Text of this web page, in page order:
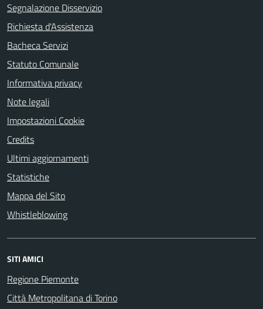
Segnalazione Disservizio
Richiesta d'Assistenza
Bacheca Servizi
Statuto Comunale
Informativa privacy
Note legali
Impostazioni Cookie
Credits
Ultimi aggiornamenti
Statistiche
Mappa del Sito
Whistleblowing
SITI AMICI
Regione Piemonte
Città Metropolitana di Torino